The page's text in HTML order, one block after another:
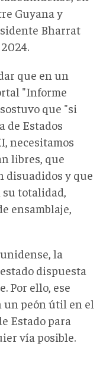
Guyana y
Bharrat
que en un
"Informe
que "si
de Estados
necesitamos
libres, que
disuadidos y que
totalidad,
ensamblaje,
la
dispuesta
Por ello, ese
peón útil en el
Estado para
vía posible.